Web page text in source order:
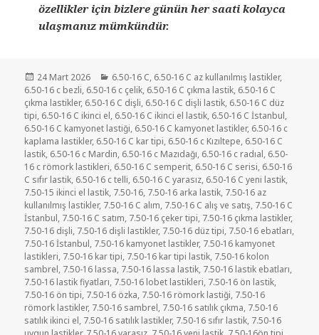
özellikler için bizlere günün her saati kolayca
ulaşmanız mümkündür.
Yayın
tarihi
24 Mart 2026 Kategoriler
6.50-16 C, 6.50-16 C az kullanılmış lastikler,
6.50-16 c bezli, 6.50-16 c çelik, 6.50-16 C çıkma lastik, 6.50-16 C
çıkma lastikler, 6.50-16 C dişli, 6.50-16 C dişli lastik, 6.50-16 C düz
tipi, 6.50-16 C ikinci el, 6.50-16 C ikinci el lastik, 6.50-16 C İstanbul,
6.50-16 C kamyonet lastiği, 6.50-16 C kamyonet lastikler, 6.50-16 c
kaplama lastikler, 6.50-16 C kar tipi, 6.50-16 c Kızıltepe, 6.50-16 C
lastik, 6.50-16 c Mardin, 6.50-16 c Mazıdağı, 6.50-16 c radıal, 6.50-
16 c römork lastikleri, 6.50-16 C semperit, 6.50-16 C serisi, 6.50-16
C sıfır lastik, 6.50-16 c telli, 6.50-16 C yarasız, 6.50-16 C yeni lastik,
7.50-15 ikinci el lastik, 7.50-16, 7.50-16 arka lastik, 7.50-16 az
kullanılmış lastikler, 7.50-16 C alım, 7.50-16 C alış ve satış, 7.50-16 C
İstanbul, 7.50-16 C satım, 7.50-16 çeker tipi, 7.50-16 çıkma lastikler,
7.50-16 dişli, 7.50-16 dişli lastikler, 7.50-16 düz tipi, 7.50-16 ebatları,
7.50-16 İstanbul, 7.50-16 kamyonet lastikler, 7.50-16 kamyonet
lastikleri, 7.50-16 kar tipi, 7.50-16 kar tipi lastik, 7.50-16 kolon
sambrel, 7.50-16 lassa, 7.50-16 lassa lastik, 7.50-16 lastik ebatları,
7.50-16 lastik fiyatları, 7.50-16 lobet lastikleri, 7.50-16 ön lastik,
7.50-16 ön tipi, 7.50-16 özka, 7.50-16 römork lastiği, 7.50-16
römork lastikler, 7.50-16 sambrel, 7.50-16 satılık çıkma, 7.50-16
satılık ikinci el, 7.50-16 satılık lastikler, 7.50-16 sıfır lastik, 7.50-16